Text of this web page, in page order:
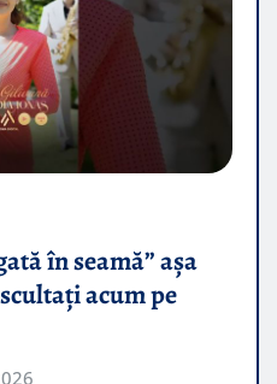
în seamă” așa
acum pe